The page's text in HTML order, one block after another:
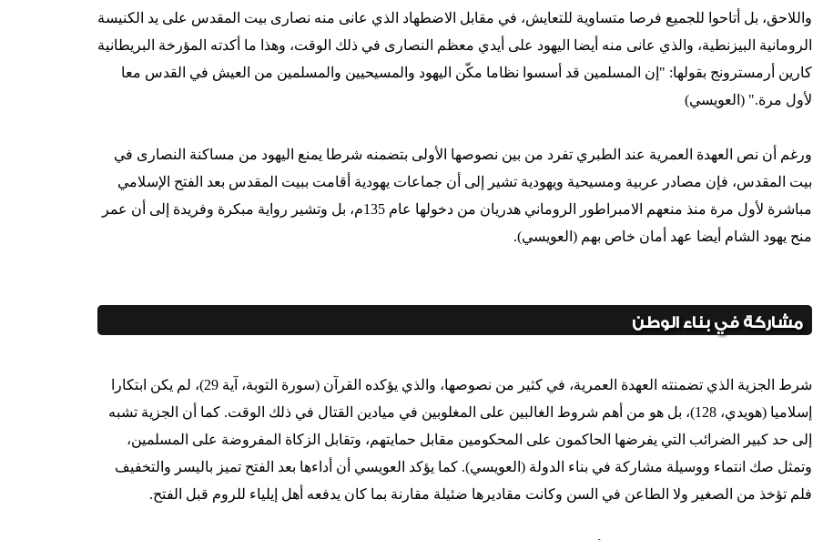
واللاحق، بل أتاحوا للجميع فرصا متساوية للتعايش، في مقابل الاضطهاد الذي عانى منه نصارى بيت المقدس على يد الكنيسة
الرومانية البيزنطية، والذي عانى منه أيضا اليهود على أيدي معظم النصارى في ذلك الوقت، وهذا ما أكدته المؤرخة البريطانية
كارين أرمسترونج بقولها: "إن المسلمين قد أسسوا نظاما مكّن اليهود والمسيحيين والمسلمين من العيش في القدس معا
لأول مرة." (العويسي)
ورغم أن نص العهدة العمرية عند الطبري تفرد من بين نصوصها الأولى بتضمنه شرطا يمنع اليهود من مساكنة النصارى في
بيت المقدس، فإن مصادر عربية ومسيحية ويهودية تشير إلى أن جماعات يهودية أقامت ببيت المقدس بعد الفتح الإسلامي
مباشرة لأول مرة منذ منعهم الامبراطور الروماني هدريان من دخولها عام 135م، بل وتشير رواية مبكرة وفريدة إلى أن عمر
منح يهود الشام أيضا عهد أمان خاص بهم (العويسي).
مشاركة في بناء الوطن
شرط الجزية الذي تضمنته العهدة العمرية، في كثير من نصوصها، والذي يؤكده القرآن (سورة التوبة، آية 29)، لم يكن ابتكارا
إسلاميا (هويدي، 128)، بل هو من أهم شروط الغالبين على المغلوبين في ميادين القتال في ذلك الوقت. كما أن الجزية تشبه
إلى حد كبير الضرائب التي يفرضها الحاكمون على المحكومين مقابل حمايتهم، وتقابل الزكاة المفروضة على المسلمين،
وتمثل صك انتماء ووسيلة مشاركة في بناء الدولة (العويسي). كما يؤكد العويسي أن أداءها بعد الفتح تميز باليسر والتخفيف
فلم تؤخذ من الصغير ولا الطاعن في السن وكانت مقاديرها ضئيلة مقارنة بما كان يدفعه أهل إيلياء للروم قبل الفتح.